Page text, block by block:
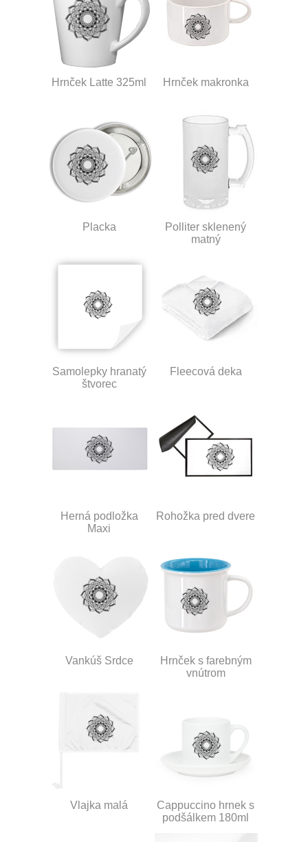
Hrnček Latte 325ml Hrnček makronka
Placka
Polliter sklenený
matný
Samolepky hranatý
štvorec
Fleecová deka
Herná podložka
Maxi
Rohožka pred dvere
Vankúš Srdce
Hrnček s farebným
vnútrom
Vlajka malá
Cappuccino hrnek s
podšálkem 180ml